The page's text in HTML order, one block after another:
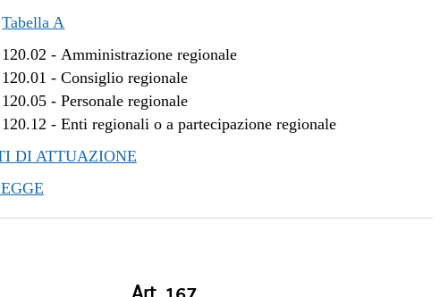
Tabella A
120.02 -Amministrazione regionale
120.01 -Consiglio regionale
120.05 -Personale regionale
120.12 -Enti regionali o a partecipazione regionale
DI ATTUAZIONE